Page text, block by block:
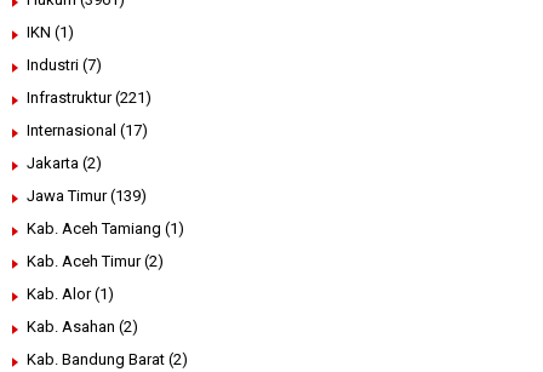
IKN (1)
Industri (7)
Infrastruktur (221)
Internasional (17)
Jakarta (2)
Jawa Timur (139)
Kab. Aceh Tamiang (1)
Kab. Aceh Timur (2)
Kab. Alor (1)
Kab. Asahan (2)
Kab. Bandung Barat (2)